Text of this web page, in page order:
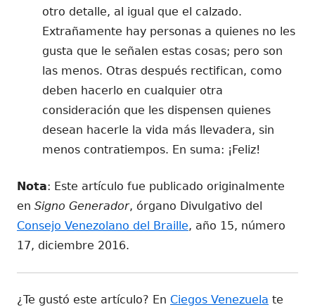
otro detalle, al igual que el calzado.
Extrañamente hay personas a quienes no les
gusta que le señalen estas cosas; pero son
las menos. Otras después rectifican, como
deben hacerlo en cualquier otra
consideración que les dispensen quienes
desean hacerle la vida más llevadera, sin
menos contratiempos. En suma: ¡Feliz!
Nota: Este artículo fue publicado originalmente
en Signo Generador, órgano Divulgativo del
Consejo Venezolano del Braille, año 15, número
17, diciembre 2016.
¿Te gustó este artículo? En Ciegos Venezuela te